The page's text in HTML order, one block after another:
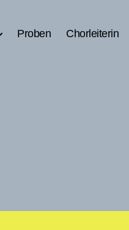
Proben Chorleiterin